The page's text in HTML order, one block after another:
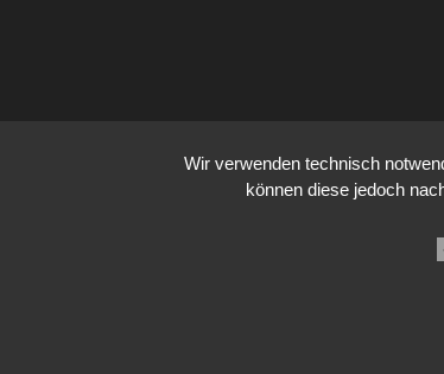
- Wir
Wir verwenden technisch
können diese jedoch